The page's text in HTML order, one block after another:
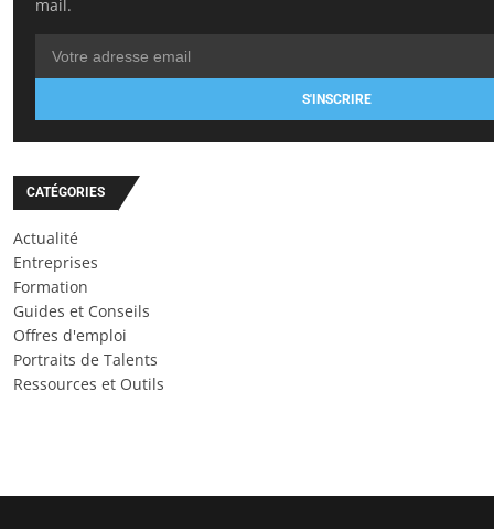
mail.
S'INSCRIRE
CATÉGORIES
Actualité
Entreprises
Formation
Guides et Conseils
Offres d'emploi
Portraits de Talents
Ressources et Outils